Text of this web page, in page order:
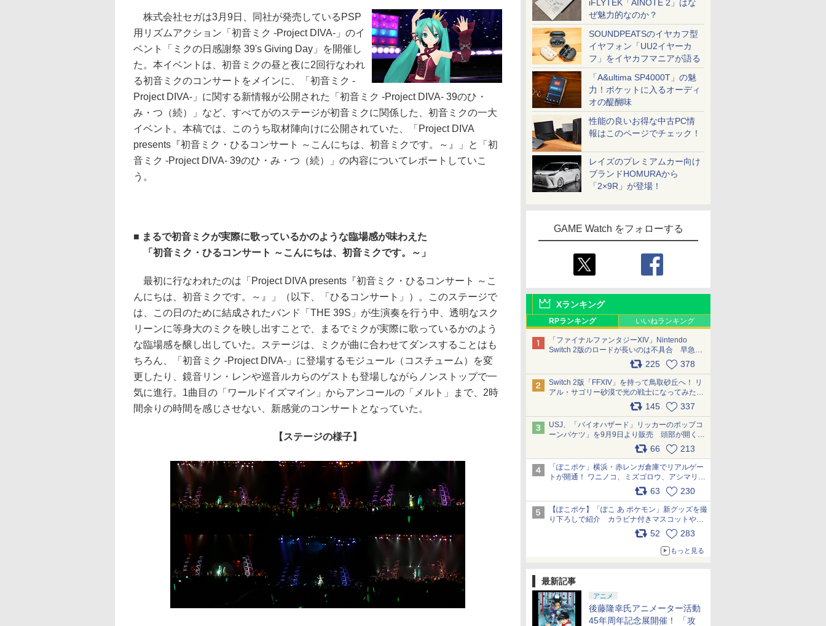
iFLYTEK「AINOTE 2」はな
ぜ魅力的なのか？
SOUNDPEATSのイヤカフ型
イヤフォン「UU2イヤーカ
フ」をイヤカフマニアが語る
「A&ultima SP4000T」の魅
力！ポケットに入るオーディ
オの醍醐味
性能の良いお得な中古PC情
報はこのページでチェック！
レイズのプレミアムカー向け
ブランドHOMURAから
「2×9R」が登場！
GAME Watch をフォローする
Xランキング
RPランキング いいねランキング
「ファイナルファンタジーXIV」Nintendo
Switch 2版のロードが長いのは不具合 早急に
アップデートできるよう対応中225 378
Switch 2版「FFXIV」を持って鳥取砂丘へ！ リ
アル・サゴリー砂漠で光の戦士になってみた
145 337
USJ、「バイオハザード」リッカーのポップコ
ーンバケツ」を9月9日より販売 頭部が開く仕
組み。味は恐怖を堪のう「味噌フレーバー」
66 213
「ぽこポケ」横浜・赤レンガ倉庫でリアルゲー
トが開通！ ワニノコ、ミズゴロウ、アシマリ登
場シーンをレポート pic.x.com/LDgEByVl6D
63 230
【ぽこポケ】「ぽこ あ ポケモン」新グッズを撮
り下ろしで紹介 カラビナ付きマスコットやス
52 283
もっと見る
最新記事
アニメ
後藤隆幸氏アニメーター活動
45年周年記念展開催！ 「攻
株式会社セガは3月9日、同社が発売しているPSP
用リズムアクション「初音ミク -Project DIVA-」のイ
ベント「ミクの日感謝祭 39's Giving Day」を開催し
た。本イベントは、初音ミクの昼と夜に2回行なわれ
る初音ミクのコンサートをメインに、「初音ミク -
Project DIVA-」に関する新情報が公開された「初音ミク -Project DIVA- 39のひ・
み・つ（続）」など、すべてがのステージが初音ミクに関係した、初音ミクの一大
イベント。本稿では、このうち取材陣向けに公開されていた、「Project DIVA
presents『初音ミク・ひるコンサート ～こんにちは、初音ミクです。～』」と「初
音ミク -Project DIVA- 39のひ・み・つ（続）」の内容についてレポートしていこ
う。
■ まるで初音ミクが実際に歌っているかのような臨場感が味わえた
「初音ミク・ひるコンサート ～こんにちは、初音ミクです。～」
最初に行なわれたのは「Project DIVA presents『初音ミク・ひるコンサート ～こ
んにちは、初音ミクです。～』」（以下、「ひるコンサート」）。このステージで
は、この日のために結成されたバンド「THE 39S」が生演奏を行う中、透明なスク
リーンに等身大のミクを映し出すことで、まるでミクが実際に歌っているかのよう
な臨場感を醸し出していた。ステージは、ミクが曲に合わせてダンスすることはも
ちろん、「初音ミク -Project DIVA-」に登場するモジュール（コスチューム）を変
更したり、鏡音リン・レンや巡音ルカらのゲストも登場しながらノンストップで一
気に進行。1曲目の「ワールドイズマイン」からアンコールの「メルト」まで、2時
間余りの時間を感じさせない、新感覚のコンサートとなっていた。
【ステージの様子】